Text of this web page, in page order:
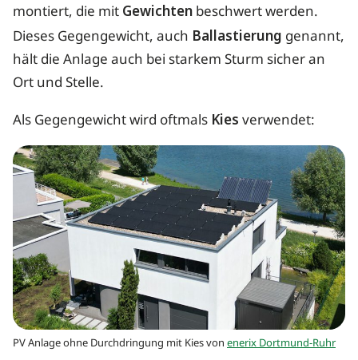
montiert, die mit Gewichten beschwert werden.
Dieses Gegengewicht, auch Ballastierung genannt,
hält die Anlage auch bei starkem Sturm sicher an
Ort und Stelle.
Als Gegengewicht wird oftmals Kies verwendet:
PV Anlage ohne Durchdringung mit Kies vonenerix Dortmund-Ruhr